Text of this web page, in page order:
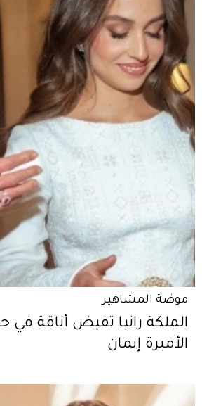
موضة المشاهير
الملكة رانيا تفيض أناقة في
الأميرة إيمان